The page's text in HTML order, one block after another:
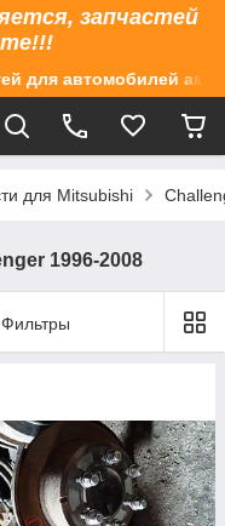
запчастей
для автомобилей
для Mitsubishi
1996-2008
Фильтры